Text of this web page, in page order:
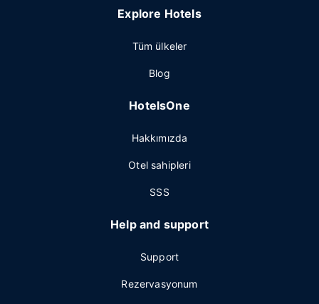
Explore Hotels
Tüm ülkeler
Blog
HotelsOne
Hakkımızda
Otel sahipleri
SSS
Help and support
Support
Rezervasyonum